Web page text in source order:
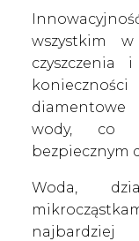
wszystkim
czyszczenia
diamentowe
wody, co
bezpiecznym
Woda,
najbardziej